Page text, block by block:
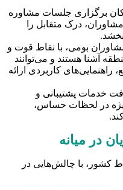
برگزاری جلسات مشاوره
درک متقابل را
بومی، با نقاط قوت و
آشنا هستند و می‌توانند
کاربردی ارائه
خدمات پشتیبانی و
در لحظات حساس،
در میانه
کشور، با چالش‌هایی در